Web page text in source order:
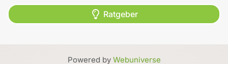
Ratgeber
Powered by Webuniverse